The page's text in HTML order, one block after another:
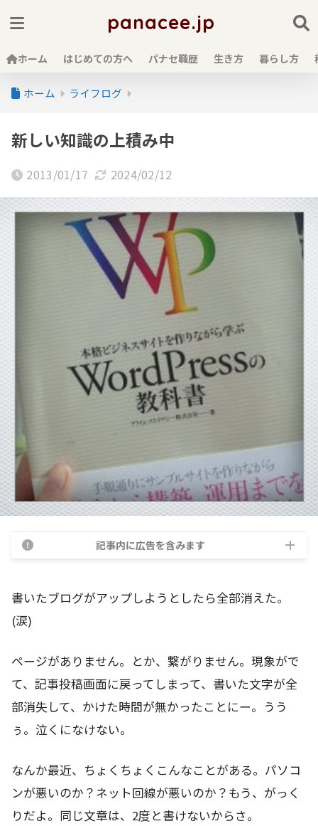
panacee.jp
ホーム はじめての方へ パナセ職歴 生き方 暮らし方
ホーム ライフログ
新しい知識の上積み中
2013/01/17 2024/02/12
記事内に広告を含みます
書いたブログがアップしようとしたら全部消えた。
(涙)
ページがありません。とか、繋がりません。現象がで
て、記事投稿画面に戻ってしまって、書いた文字が全
部消失して、かけた時間が無かったことにー。うう
ぅ。泣くになけない。
なんか最近、ちょくちょくこんなことがある。パソコ
ンが悪いのか？ネット回線が悪いのか？もう、がっく
りだよ。同じ文章は、2度と書けないからさ。